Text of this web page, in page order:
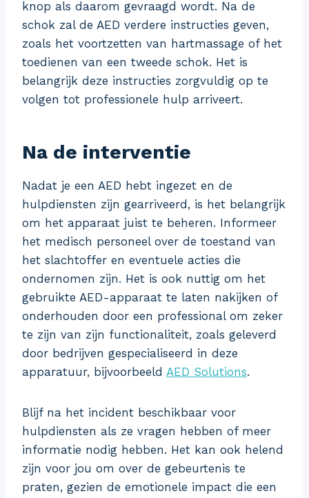
knop als daarom gevraagd wordt. Na de
schok zal de AED verdere instructies geven,
zoals het voortzetten van hartmassage of het
toedienen van een tweede schok. Het is
belangrijk deze instructies zorgvuldig op te
volgen tot professionele hulp arriveert.
Na de interventie
Nadat je een AED hebt ingezet en de
hulpdiensten zijn gearriveerd, is het belangrijk
om het apparaat juist te beheren. Informeer
het medisch personeel over de toestand van
het slachtoffer en eventuele acties die
ondernomen zijn. Het is ook nuttig om het
gebruikte AED-apparaat te laten nakijken of
onderhouden door een professional om zeker
te zijn van zijn functionaliteit, zoals geleverd
door bedrijven gespecialiseerd in deze
apparatuur, bijvoorbeeld AED Solutions.
Blijf na het incident beschikbaar voor
hulpdiensten als ze vragen hebben of meer
informatie nodig hebben. Het kan ook helend
zijn voor jou om over de gebeurtenis te
praten, gezien de emotionele impact die een